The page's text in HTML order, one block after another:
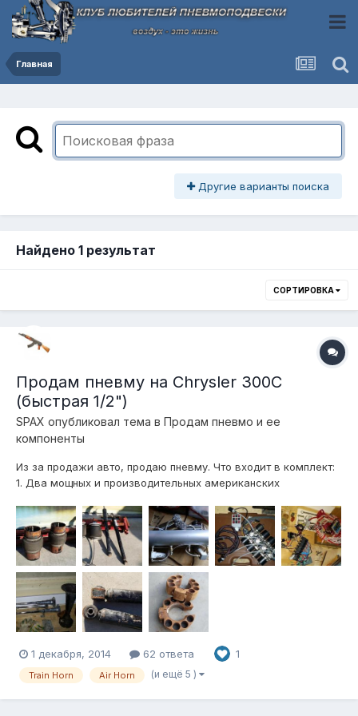
Главная
Другие варианты поиска
Найдено 1 результат
СОРТИРОВКА
Продам пневму на Chrysler 300C
(быстрая 1/2")
SPAX опубликовал тема в Продам пневмо и ее
компоненты
Из за продажи авто, продаю пневму. Что входит в комплект:
1. Два мощных и производительных американских
5gal (прим. 20л) 3. Блок клапанов на 4 контура с дросселями
1/2" (высокоскоростной) + глушители 4. Цифвровое табло и
цифровые датчики дав...
1 декабря, 2014 62 ответа 1
Train Horn Air Horn (и ещё 5 )